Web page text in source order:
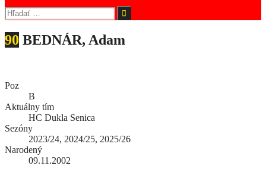
90 BEDNÁR, Adam
Poz
B
Aktuálny tím
HC Dukla Senica
Sezóny
2023/24, 2024/25, 2025/26
Narodený
09.11.2002